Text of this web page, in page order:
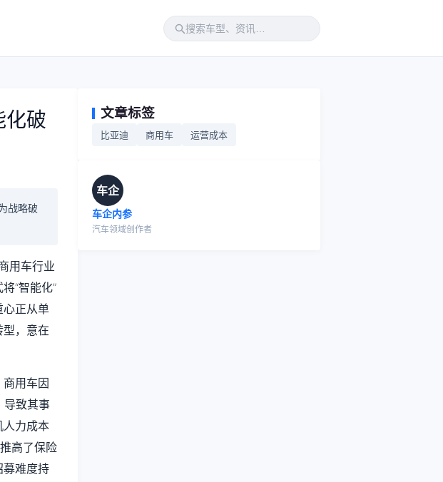
化破
战略破
用车行业
“智能化”
心正从单
，意在
用车因
导致其事
人力成本
高了保险
募难度持
文章标签
比亚迪 商用车 运营成本
车企
车企内参
汽车领域创作者